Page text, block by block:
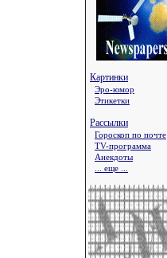
Картинки
Эро-юмор
Этикетки
Рассылки
Гороскоп по почте
TV-программа
Анекдоты
... еще ...